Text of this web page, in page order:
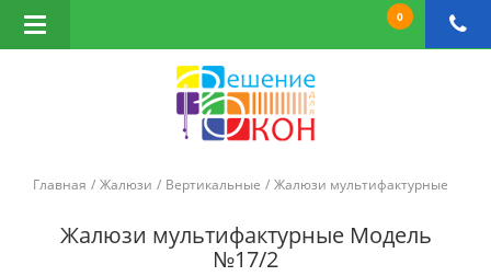
0
Открыть
навигацию
Главная Жалюзи Вертикальные Жалюзи мультифактурные
Жалюзи мультифактурные Модель
№17/2